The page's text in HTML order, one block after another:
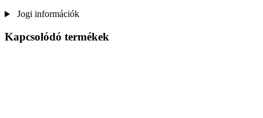
Jogi információk
Kapcsolódó termékek